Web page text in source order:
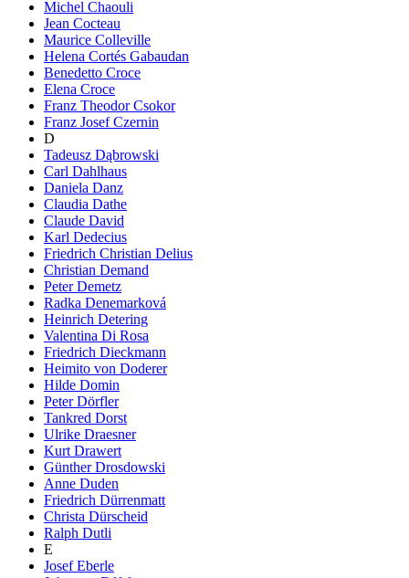
Michel Chaouli
Jean Cocteau
Maurice Colleville
Helena Cortés Gabaudan
Benedetto Croce
Elena Croce
Franz Theodor Csokor
Franz Josef Czernin
D
Tadeusz Dąbrowski
Carl Dahlhaus
Daniela Danz
Claudia Dathe
Claude David
Karl Dedecius
Friedrich Christian Delius
Christian Demand
Peter Demetz
Radka Denemarková
Heinrich Detering
Valentina Di Rosa
Friedrich Dieckmann
Heimito von Doderer
Hilde Domin
Peter Dörfler
Tankred Dorst
Ulrike Draesner
Kurt Drawert
Günther Drosdowski
Anne Duden
Friedrich Dürrenmatt
Christa Dürscheid
Ralph Dutli
E
Josef Eberle